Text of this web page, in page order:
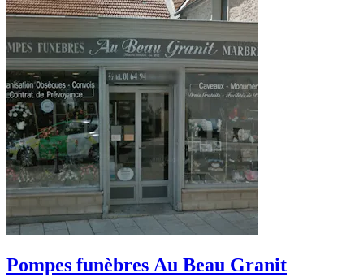
Pompes funèbres Au Beau Granit